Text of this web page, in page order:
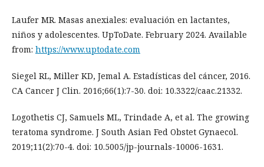
Laufer MR. Masas anexiales: evaluación en lactantes,
niños y adolescentes. UpToDate. February 2024. Available
from: https://www.uptodate.com
Siegel RL, Miller KD, Jemal A. Estadísticas del cáncer, 2016.
CA Cancer J Clin. 2016;66(1):7-30. doi: 10.3322/caac.21332.
Logothetis CJ, Samuels ML, Trindade A, et al. The growing
teratoma syndrome. J South Asian Fed Obstet Gynaecol.
2019;11(2):70-4. doi: 10.5005/jp-journals-10006-1631.